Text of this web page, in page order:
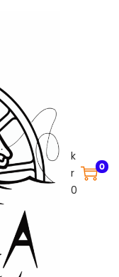
k
r
0
0